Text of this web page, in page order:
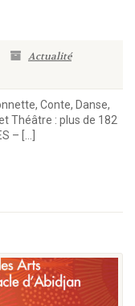
Actualité
Conte, Danse,
Théâtre : plus de 182
– […]